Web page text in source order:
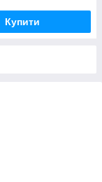
Купити